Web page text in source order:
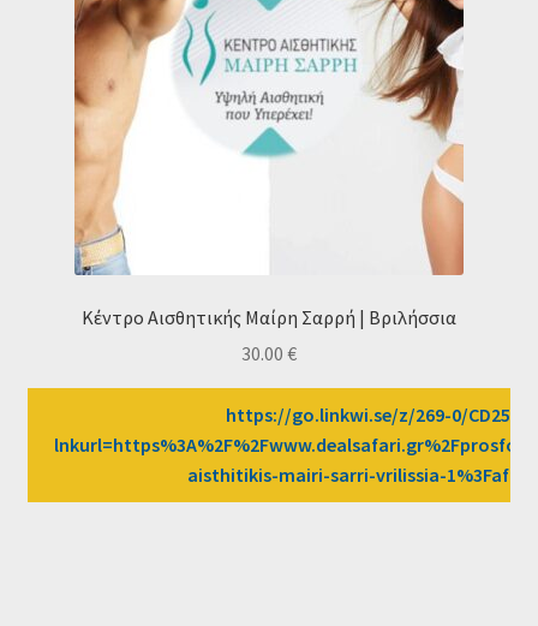
Κέντρο Αισθητικής Μαίρη Σαρρή | Βριλήσσια
30.00 €
https://go.linkwi.se/z/269-0/
aisthitikis-mairi-sarri-vrilissia-